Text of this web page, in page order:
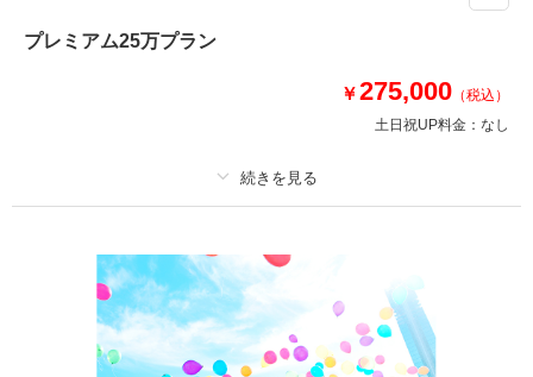
に必要なものすべてが入っているお得なプランです！衣装は新作・ブランド
も行き放題で出張費0円！追加料金なしの安心プラン！
プレミアム25万プラン
￥275,000 （税込）
土日祝UP料金： なし
撮影料 新婦衣装4着
着付け ヘアメイク 小物一式
アルバム 30 P データ 400 カット 台紙付写真
衣装追加 会食 挙式